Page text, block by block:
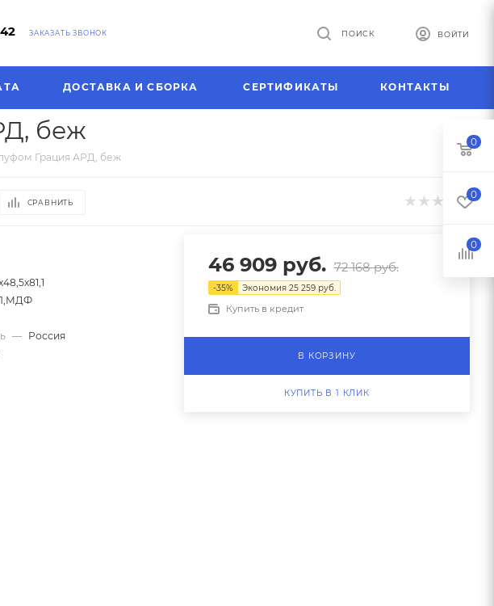
ЗАКАЗАТЬ ЗВОНОК ВОЙТИ
ПОИСК
ДОСТАВКА И СБОРКА СЕРТИФИКАТЫ КОНТАКТЫ
беж
Грация АРД, беж
СРАВНИТЬ
— Россия
46 909руб. 72 168руб.
-35% Экономия 25 259руб.
Купить в кредит
В КОРЗИНУ
КУПИТЬ В 1 КЛИК
0
0
0